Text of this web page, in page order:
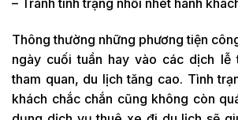
Thông thường những phương tiện
ngày cuối tuần hay vào các dịch lễ
tham quan, du lịch tăng cao. Tình
khách chắc chắn cũng không còn